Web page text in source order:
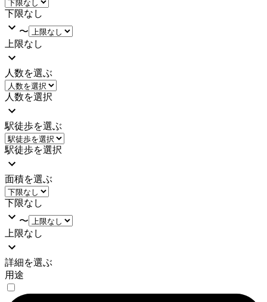
下限なし
〜
上限なし
人数を選ぶ
人数を選択
駅徒歩を選ぶ
駅徒歩を選択
面積を選ぶ
下限なし
〜
上限なし
詳細を選ぶ
用途